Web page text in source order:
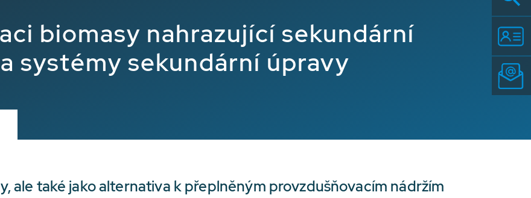
biomasy nahrazující sekundární
systémy sekundární úpravy
ale také jako alternativa k přeplněným provzdušňovacím nádržím